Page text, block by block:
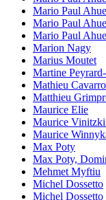
Mario Paul
Mario Paul
Mario Paul
Marion Nagy
Marius Moutet
Martine
Mathieu
Matthieu
Maurice Elie
Maurice
Maurice
Max Poty
Max Poty,
Mehmet Myftiu
Michel Dossetto
Michel Dossetto